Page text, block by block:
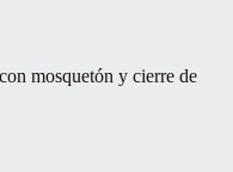
mosquetón y cierre de